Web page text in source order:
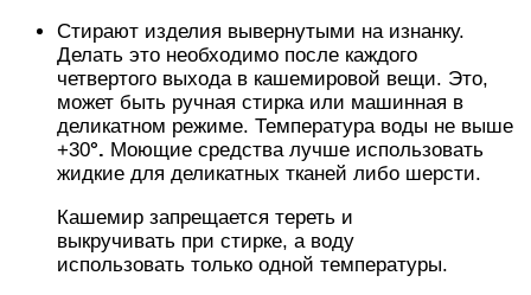
Стирают изделия вывернутыми на изнанку.
Делать это необходимо после каждого
четвертого выхода в кашемировой вещи. Это,
может быть ручная стирка или машинная в
деликатном режиме. Температура воды не выше
+30°. Моющие средства лучше использовать
жидкие для деликатных тканей либо шерсти.
Кашемир запрещается тереть и
выкручивать при стирке, а воду
использовать только одной температуры.